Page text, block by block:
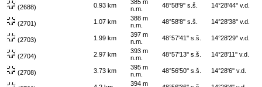
(2688) 0.93 km
385 m
n.m.
48°58'9'' s.š. 14°28'44'' v.d.
(2701) 1.07 km
388 m
n.m.
48°58'8'' s.š. 14°28'38'' v.d.
(2703) 1.99 km
397 m
n.m.
48°57'41'' s.š. 14°28'29'' v.d.
(2704) 2.97 km
393 m
n.m.
48°57'13'' s.š. 14°28'11'' v.d.
(2708) 3.73 km
395 m
n.m.
48°56'50'' s.š. 14°28'6'' v.d.
394 m